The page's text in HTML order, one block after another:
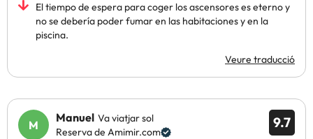
El tiempo de espera para coger los ascensores es eterno y
no se debería poder fumar en las habitaciones y en la
piscina.
Veure traducció
9.7
Manuel Va viatjar sol
Reserva de Amimir.com